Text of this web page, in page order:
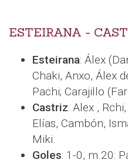
ESTEIRANA -
Esteirana: Álex
Chaki, Anxo, Álex
Pachi; Carajillo
Castriz: Alex ,
Elías, Cambón,
Miki.
Goles: 1-0, m.20: